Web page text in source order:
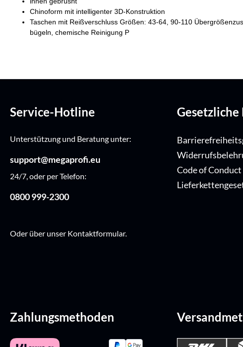
Chinoform mit intelligenter 3D-Konstruktion
Taschen mit Reißverschluss Größen: 43-64, 90-110
bügeln, chemische Reinigung P
Service-Hotline
Unterstützung und Beratung unter:
support@megaprofi.eu
24/7, oder per Telefon:
0800 999-2300
Oder über unser Kontaktformular.
Gesetzliche
Code of Conduct
Zahlungsmethoden